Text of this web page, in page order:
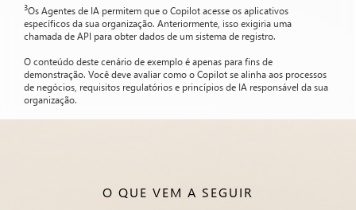
3Os Agentes de IA permitem que o Copilot acesse os aplicativos
específicos da sua organização. Anteriormente, isso exigiria uma
chamada de API para obter dados de um sistema de registro.
O conteúdo deste cenário de exemplo é apenas para fins de
demonstração. Você deve avaliar como o Copilot se alinha aos processos
de negócios, requisitos regulatórios e princípios de IA responsável da sua
organização.
O QUE VEM A SEGUIR